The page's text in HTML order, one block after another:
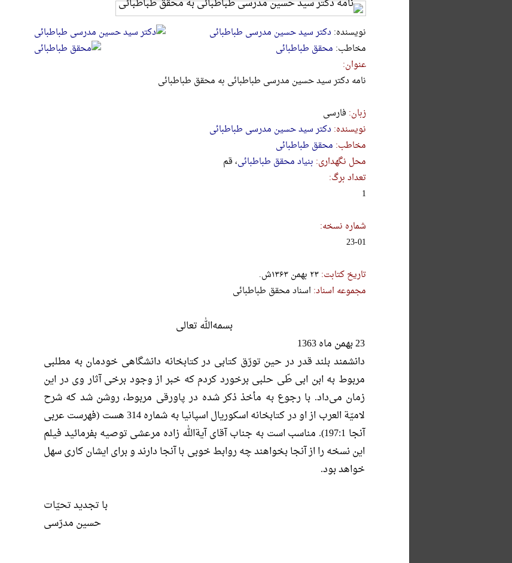
نویسنده: دکتر سید حسین مدرسی طباطبائی
مخاطب: محقق طباطبائی
عنوان:
نامه دکتر سید حسین مدرسی طباطبائی به محقق طباطبائی
زبان: فارسی
نویسنده: دکتر سید حسین مدرسی طباطبائی
مخاطب: محقق طباطبائی
محل نگهداری: بنیاد محقق طباطبائی، قم
تعداد برگ:
1
شماره نسخه:
23-01
تاریخ کتابت:۲۳ بهمن ۱۳۶۳ش.
مجموعه اسناد: اسناد محقق طباطبائی
بسمه‌الله تعالی
23 بهمن ماه 1363
دانشمند بلند قدر در حین تورّق کتابی در کتابخانه دانشگاهی خودمان به مطلبی
مربوط به ابن ابی طّی حلبی برخورد کردم که خبر از وجود برخی آثار وی در این
زمان می‌داد. با رجوع به مأخذ ذکر شده در پاورقی مربوط، روشن شد که شرح
لامیّة العرب از او در کتابخانه اسکوریال اسپانیا به شماره 314 هست (فهرست عربی
آنجا 197:1). مناسب است به جناب آقای آیة‌الله زاده مرعشی توصیه بفرمائید فیلم
این نسخه را از آنجا بخواهند چه روابط خوبی با آنجا دارند و برای ایشان کاری سهل
خواهد بود.
با تجدید تحیّات
حسین مدرّسی